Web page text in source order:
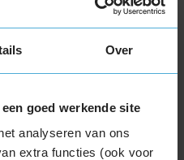
Over
goed werkende site
analyseren van ons
extra functies (ook voor